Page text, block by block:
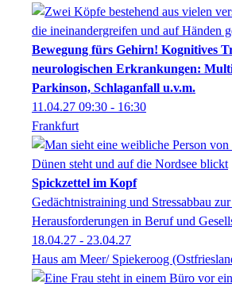
Bewegung fürs Gehirn! Kognitives
neurologischen Erkrankungen:
Parkinson, Schlaganfall u.v.m.
11.04.27 09:30 - 16:30
Frankfurt
Spickzettel im Kopf
Gedächtnistraining und Stressabbau
Herausforderungen in Beruf und
18.04.27 - 23.04.27
Haus am Meer/ Spiekeroog